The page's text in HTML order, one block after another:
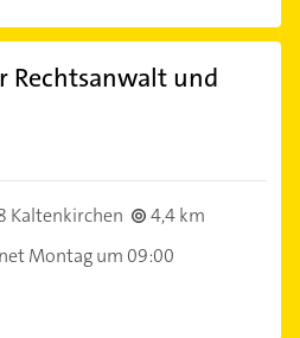
Rechtsanwalt und
Kaltenkirchen
4,4 km
Montag um 09:00